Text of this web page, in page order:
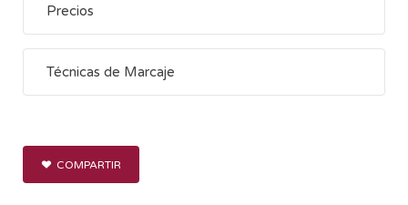
Precios
Técnicas de Marcaje
COMPARTIR